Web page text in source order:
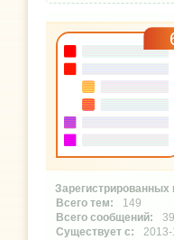
149